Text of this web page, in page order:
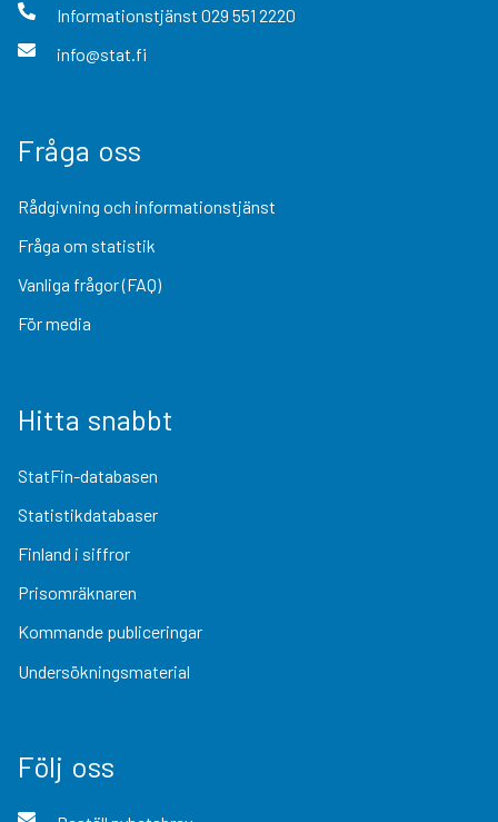
Informationstjänst 029 551 2220
info@stat.fi
Fråga oss
Rådgivning och informationstjänst
Fråga om statistik
Vanliga frågor (FAQ)
För media
Hitta snabbt
StatFin-databasen
Statistikdatabaser
Finland i siffror
Prisomräknaren
Kommande publiceringar
Undersökningsmaterial
Följ oss